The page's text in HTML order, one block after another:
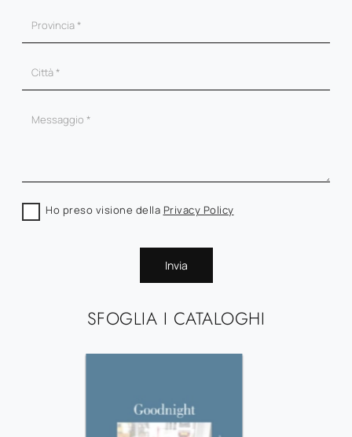
SFOGLIA I CATALOGHI
Ho preso visione della Privacy Policy
Invia